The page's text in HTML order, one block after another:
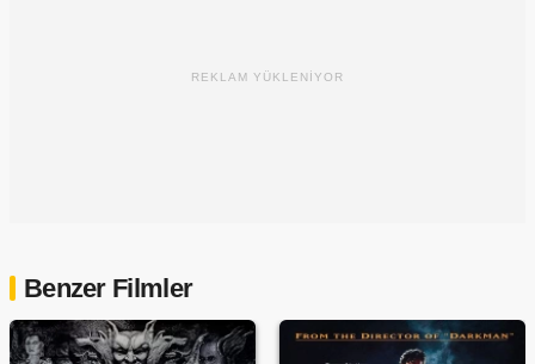
REKLAM YÜKLENİYOR
Benzer Filmler